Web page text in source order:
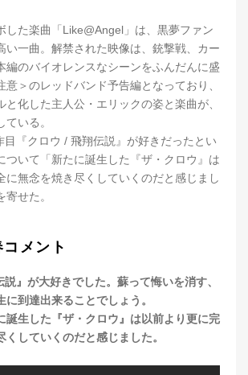
した楽曲「Like@Angel」は、黒夢ファン
い一曲。解禁された映像は、銃撃戦、カー
編のバイオレンスなシーンをふんだんに盛
意＞のレッドバンド予告編となっており、
と化した主人公・エリックの姿と楽曲が、
ている。
目『クロウ / 飛翔伝説』が好きだったとい
ついて「新たに誕生した『ザ・クロウ』は
に無念を焼き尽くしていくのだと感じまし
せた。
メント
説』が大好きでした。蘇って悔いを消す、
に到達出来ることでしょう。
誕生した『ザ・クロウ』は以前より更に完
くしていくのだと感じました。